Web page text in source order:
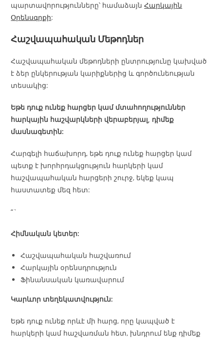
պարտավորությունները՝ համաձայնՀարկային
Օրենսգրքի:
Հաշվապահական Մեթոդներ
Հաշվապահական մեթոդների ընտրությունը կախված
է ձեր ընկերության կարիքներից և գործունեության
տեսակից:
Եթե դուք ունեք հարցեր կամ մտահողություններ
հարկային հաշվարկների վերաբերյալ, դիմեք
մասնագետին:
Հարգելի հաճախորդ, եթե դուք ունեք հարցեր կամ
պետք է խորհրդակցություն հարկերի կամ
հաշվապահական հարցերի շուրջ, եկեք կապ
հաստատեք մեզ հետ:
“`
Հիմնական կետեր:
Հաշվապահական հաշվառում
Հարկային օրենսդրություն
Ֆինանսական կառավարում
Կարևոր տեղեկատվություն:
Եթե դուք ունեք որևէ մի հարց, որը կապված է
հարկերի կամ հաշվառման հետ, խնդրում ենք դիմեք